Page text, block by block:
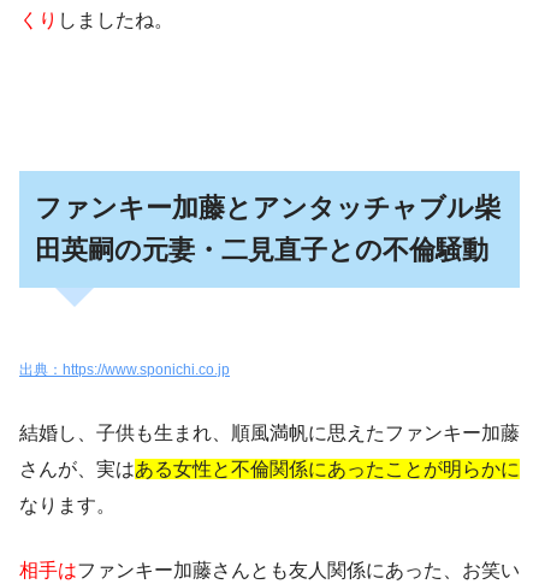
くり しましたね。
ファンキー加藤とアンタッチャブル柴
田英嗣の元妻・二見直子との不倫騒動
出典：https://www.sponichi.co.jp
結婚し、子供も生まれ、順風満帆に思えたファンキー加藤
さんが、実はある女性と不倫関係にあったことが明らかに
なります。
相手はファンキー加藤さんとも友人関係にあった、お笑い